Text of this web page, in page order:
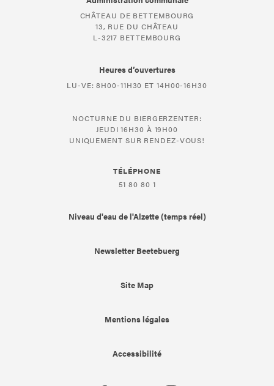
CHÂTEAU DE BETTEMBOURG
13, RUE DU CHÂTEAU
L-3217 BETTEMBOURG
Heures d’ouvertures
LU-VE: 8H00-11H30 ET 14H00-16H30
NOCTURNE DU BIERGERZENTER:
JEUDI 16H30 À 19H00
UNIQUEMENT SUR RENDEZ-VOUS!
TÉLÉPHONE
51 80 80 1
Niveau d'eau de l'Alzette (temps réel)
Newsletter Beetebuerg
Site Map
Mentions légales
Accessibilité